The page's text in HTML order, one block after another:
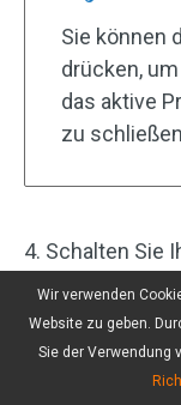
Sie können
drücken,
das aktive
zu
4. Schalten Sie
5. Danach
Fall 2. Sie
Wir verwenden
Website zu geben.
Sie der Verwendung